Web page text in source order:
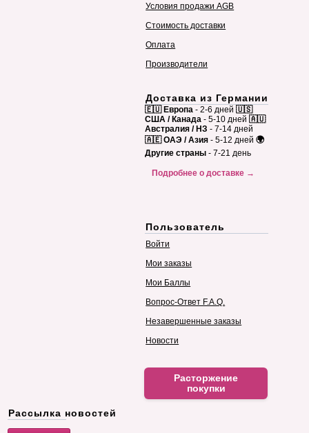
Условия продажи AGB
Стоимость доставки
Оплата
Производители
Доставка из Германии
🇪🇺 Европа - 2-6 дней 🇺🇸
США / Канада - 5-10 дней 🇦🇺
Австралия / НЗ - 7-14 дней
🇦🇪 ОАЭ / Азия - 5-12 дней 🌍
Другие страны - 7-21 день
Подробнее о доставке →
Пользователь
Войти
Мои заказы
Мои Баллы
Вопрос-Ответ F.A.Q.
Незавершенные заказы
Новости
Расторжение
покупки
Рассылка новостей